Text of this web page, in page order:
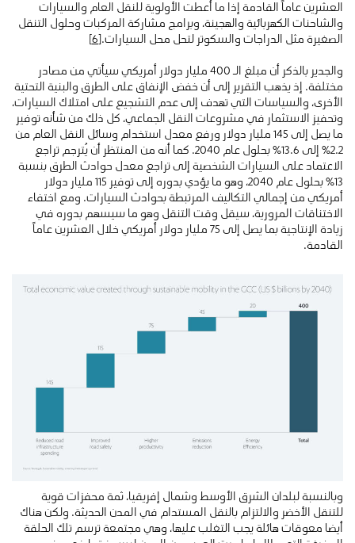
العشرين عاماً القادمة إذا ما أعطت الأولوية للنقل العام والسيارات
والشاحنات الكهربائية والهجينة، وبرامج مشاركة المركبات وحلول التنقل
الصغيرة مثل الدراجات والسكوتر لتحل محل السيارات.[6]
والجدير بالذكر أن مبلغ الـ 400 مليار دولار أمريكي سيأتي من مصادر
مختلفة. إذ يذهب التقرير إلى أن خفض الإنفاق على الطرق والبنية التحتية
الأخرى، والسياسات التي تهدف إلى عدم التشجيع على امتلاك السيارات،
وتحفيز الاستثمار في مشروعات النقل الجماعي، كل ذلك من شأنه توفير
ما يصل إلى 145 مليار دولار ورفع معدل استخدام وسائل النقل العام من
2.2٪ إلى 13.6٪ بحلول عام 2040. كما أنه من المنتظر أن يُترجم تراجع
الاعتماد على السيارات الشخصية إلى تراجع معدل حوادث الطرق بنسبة
13٪ بحلول عام 2040، وهو ما يؤدي بدوره إلى توفير 115 مليار دولار
أمريكي من إجمالي التكاليف المرتبطة بحوادث السيارات. ومع اختفاء
الاختناقات المرورية، سيقل وقت التنقل وهو ما سيسهم بدوره في
زيادة الإنتاجية بما يصل إلى 75 مليار دولار أمريكي خلال العشرين عاماً
القادمة.
وبالنسبة لبلدان الشرق الأوسط وشمال إفريقيا، ثمة محفزات قوية
للتنقل الأخضر والالتزام بالنقل المستدام في المدن الحديثة. ولكن هناك
أيضا معوقات هائلة يجب التغلب عليها، وهي مجتمعة ترسم تلك الحلقة